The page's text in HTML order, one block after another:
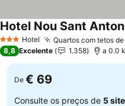
3 EstrelasHotel Quartos com tetos
Hotel Nou Sant
8,8 Excelente 1.358 a 0.0
De € 69
Consulte os preços de 5